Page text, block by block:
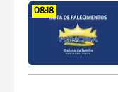
08:18